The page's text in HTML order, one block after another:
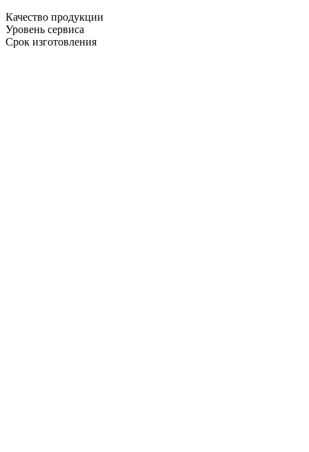
Качество продукции
Уровень сервиса
Срок изготовления